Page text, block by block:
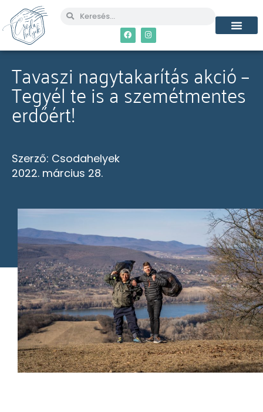
Tavaszi nagytakarítás akció –
Tegyél te is a szemétmentes
erdőért!
Szerző: Csodahelyek
2022. március 28.